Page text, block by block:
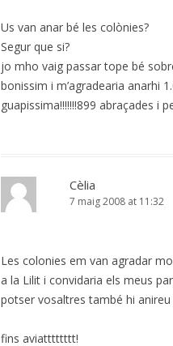
Us van anar bé les colònies?
Segur que si?
jo mho vaig passar tope bé
bonissim i m’agradearia anarhi
guapissima!!!!!!!899 abraçades i
Cèlia
7 maig 2008 at 11:32
Les colonies em van agradar
a la Lilit i convidaria els meus
potser vosaltres també hi
fins aviatttttttt!